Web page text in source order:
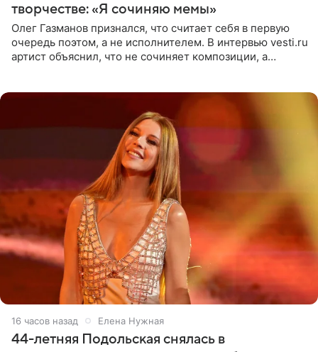
творчестве: «Я сочиняю мемы»
Олег Газманов признался, что считает себя в первую
очередь поэтом, а не исполнителем. В интервью vesti.ru
артист объяснил, что не сочиняет композиции, а
16 часов назад Елена Нужная
44-летняя Подольская снялась в